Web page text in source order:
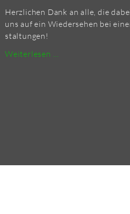
Herz­li­chen Dank an alle, die
uns auf ein Wie­der­se­hen bei
stal­tun­gen!
Wei­ter­le­sen …